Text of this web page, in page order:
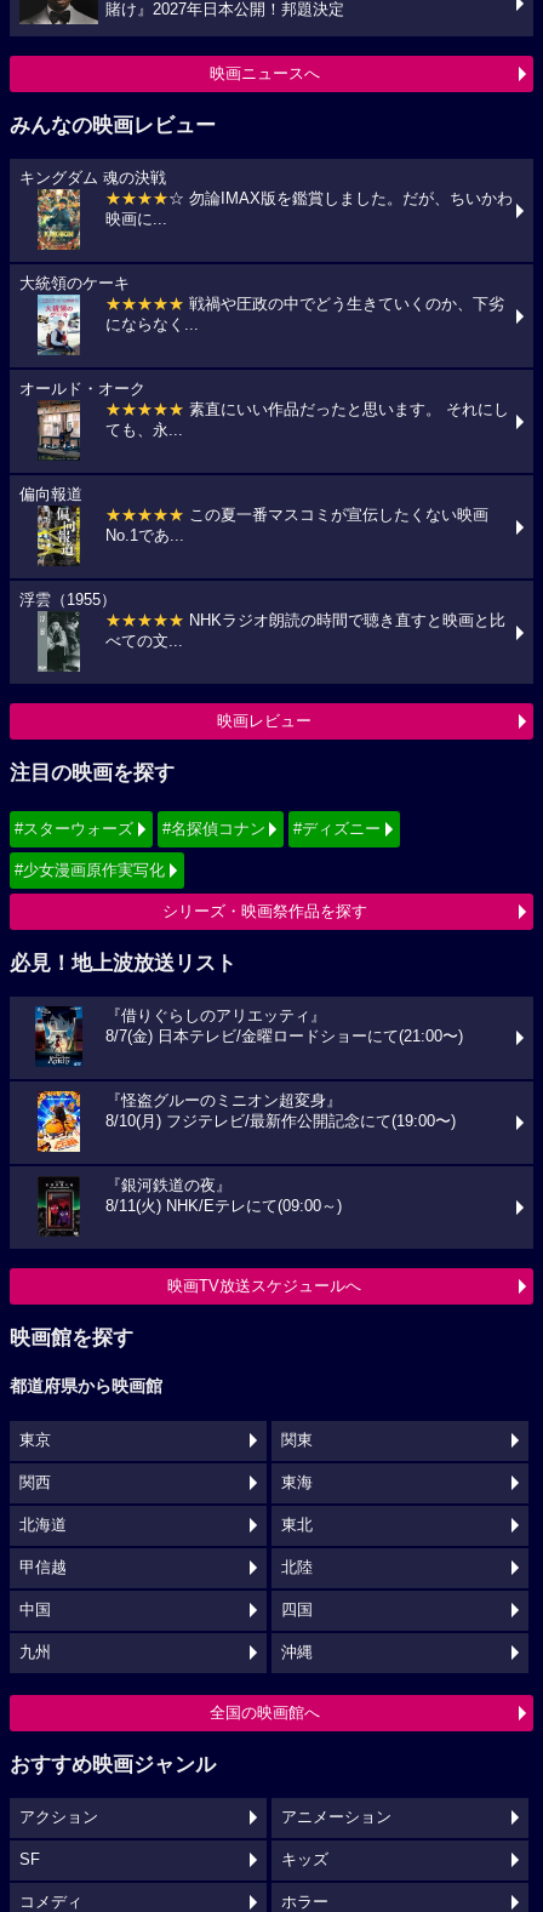
賭け』2027年日本公開！邦題決定
映画ニュースへ
みんなの映画レビュー
キングダム 魂の決戦
★★★★☆ 勿論IMAX版を鑑賞しました。だが、ちいかわ
映画に...
大統領のケーキ
★★★★★ 戦禍や圧政の中でどう生きていくのか、下劣
にならなく...
オールド・オーク
★★★★★ 素直にいい作品だったと思います。 それにし
ても、永...
偏向報道
★★★★★ この夏一番マスコミが宣伝したくない映画
No.1であ...
浮雲（1955）
★★★★★ NHKラジオ朗読の時間で聴き直すと映画と比
べての文...
映画レビュー
注目の映画を探す
#スターウォーズ #名探偵コナン #ディズニー
#少女漫画原作実写化
シリーズ・映画祭作品を探す
必見！地上波放送リスト
『借りぐらしのアリエッティ』
8/7(金) 日本テレビ/金曜ロードショーにて(21:00〜)
『怪盗グルーのミニオン超変身』
8/10(月) フジテレビ/最新作公開記念にて(19:00〜)
『銀河鉄道の夜』
8/11(火) NHK/Eテレにて(09:00～)
映画TV放送スケジュールへ
映画館を探す
都道府県から映画館
東京 関東
関西 東海
北海道 東北
甲信越 北陸
中国 四国
九州 沖縄
全国の映画館へ
おすすめ映画ジャンル
アクション アニメーション
SF キッズ
コメディ ホラー